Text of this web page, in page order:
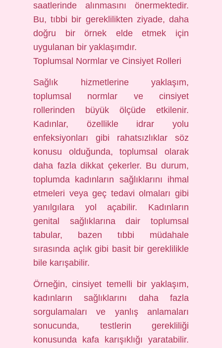
saatlerinde alınmasını önermektedir.
Bu, tıbbi bir gereklilikten ziyade, daha
doğru bir örnek elde etmek için
uygulanan bir yaklaşımdır.
Toplumsal Normlar ve Cinsiyet Rolleri
Sağlık hizmetlerine yaklaşım,
toplumsal normlar ve cinsiyet
rollerinden büyük ölçüde etkilenir.
Kadınlar, özellikle idrar yolu
enfeksiyonları gibi rahatsızlıklar söz
konusu olduğunda, toplumsal olarak
daha fazla dikkat çekerler. Bu durum,
toplumda kadınların sağlıklarını ihmal
etmeleri veya geç tedavi olmaları gibi
yanılgılara yol açabilir. Kadınların
genital sağlıklarına dair toplumsal
tabular, bazen tıbbi müdahale
sırasında açlık gibi basit bir gereklilikle
bile karışabilir.
Örneğin, cinsiyet temelli bir yaklaşım,
kadınların sağlıklarını daha fazla
sorgulamaları ve yanlış anlamaları
sonucunda, testlerin gerekliliği
konusunda kafa karışıklığı yaratabilir.